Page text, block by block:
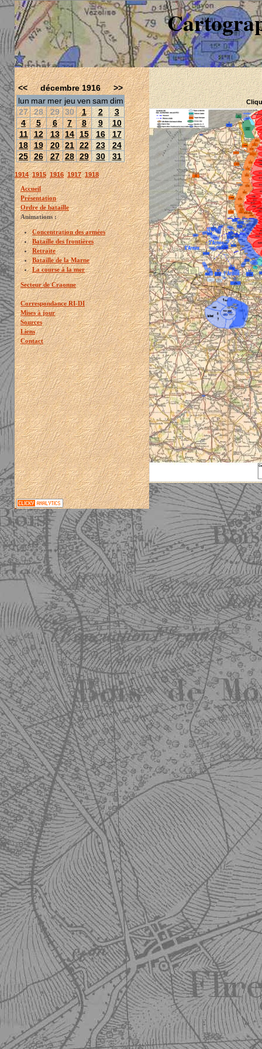
<< décembre 1916
>>
lun mar mer jeu ven sam dim
27 28 29 30 1 2
3
4
5 6 7 8 9
10
11
12 13 14 15 16
17
18 19 20 21 22 23
24
25 26 27 28 29 30 31
1914 1915 1916 1917 1918
Accueil
Présentation
Ordre de bataille
Animations :
Concentration des armées
Bataille des frontières
Retraite
Bataille de la Marne
La course à la mer
Secteur de Craonne
Correspondance RI-DI
Mises à jour
Sources
Liens
Contact